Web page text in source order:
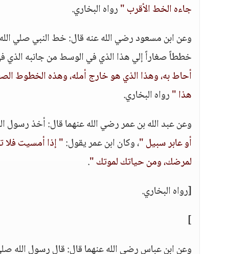
جاءه الخط الأقرب "رواه البخاري.
وعن ابن مسعود رضي الله عنه قال: خط النبي صلي
خططاً صغاراً إلي هذا الذي في الوسط من جانبه الذي
أحاط به، وهذا الذي هو خارج أمله، وهذه الخطوط
هذا "رواه البخاري.
وعن عبد الله بن عمر رضي الله عنهما قال: أخذ رسول
أو عابر سبيل "، وكان ابن عمر يقول:" إذا أمسيت
لمرضك، ومن حياتك لموتك ".
[رواه البخاري.
]
وعن ابن عباس رضي الله عنهما قال: قال رسول الله